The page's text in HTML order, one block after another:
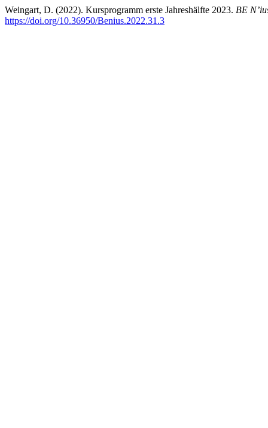
Weingart, D. (2022). Kursprogramm erste Jahreshälfte 2023. BE
https://doi.org/10.36950/Benius.2022.31.3